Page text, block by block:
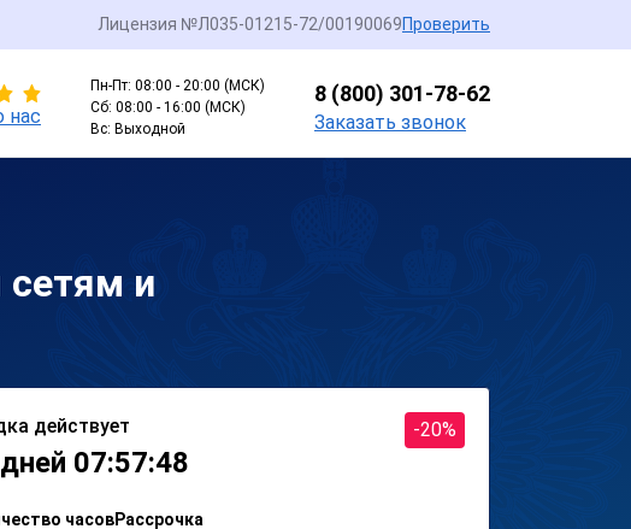
Лицензия №Л035-01215-72/00190069Проверить
нас
Пн-Пт: 08:00 - 20:00 (МСК)
Сб: 08:00 - 16:00 (МСК)
Вс: Выходной
8 (800) 301-78-62
Заказать звонок
и
действует
07:57:48
-20%
часовРассрочка